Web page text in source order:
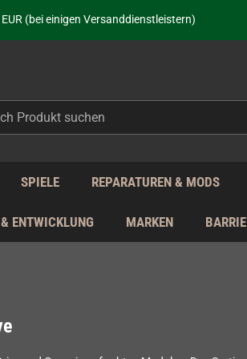
(bei einigen Versanddienstleistern)
für neue Retro-Hardware!
Deutschland - zollfrei innerhalb der EU!
SPIELE REPARATUREN & MODS
ENTWICKLUNG MARKEN